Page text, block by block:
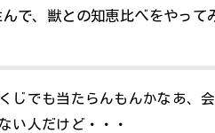
で、獣との知恵比べをやって
じでも当たらんもんかなあ、
い人だけど・・・